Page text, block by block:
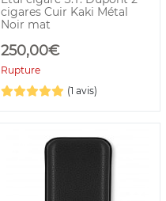
cigares Cuir Kaki Métal
Noir mat
250,00€
Rupture
(1 avis)